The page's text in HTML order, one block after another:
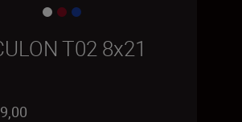
T02 8x21